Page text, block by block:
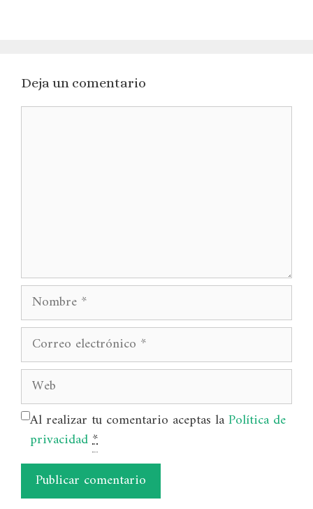
Deja un comentario
Nombre
Correo
electrónico
Web
Al realizar tu comentario aceptas laPolítica de
privacidad*